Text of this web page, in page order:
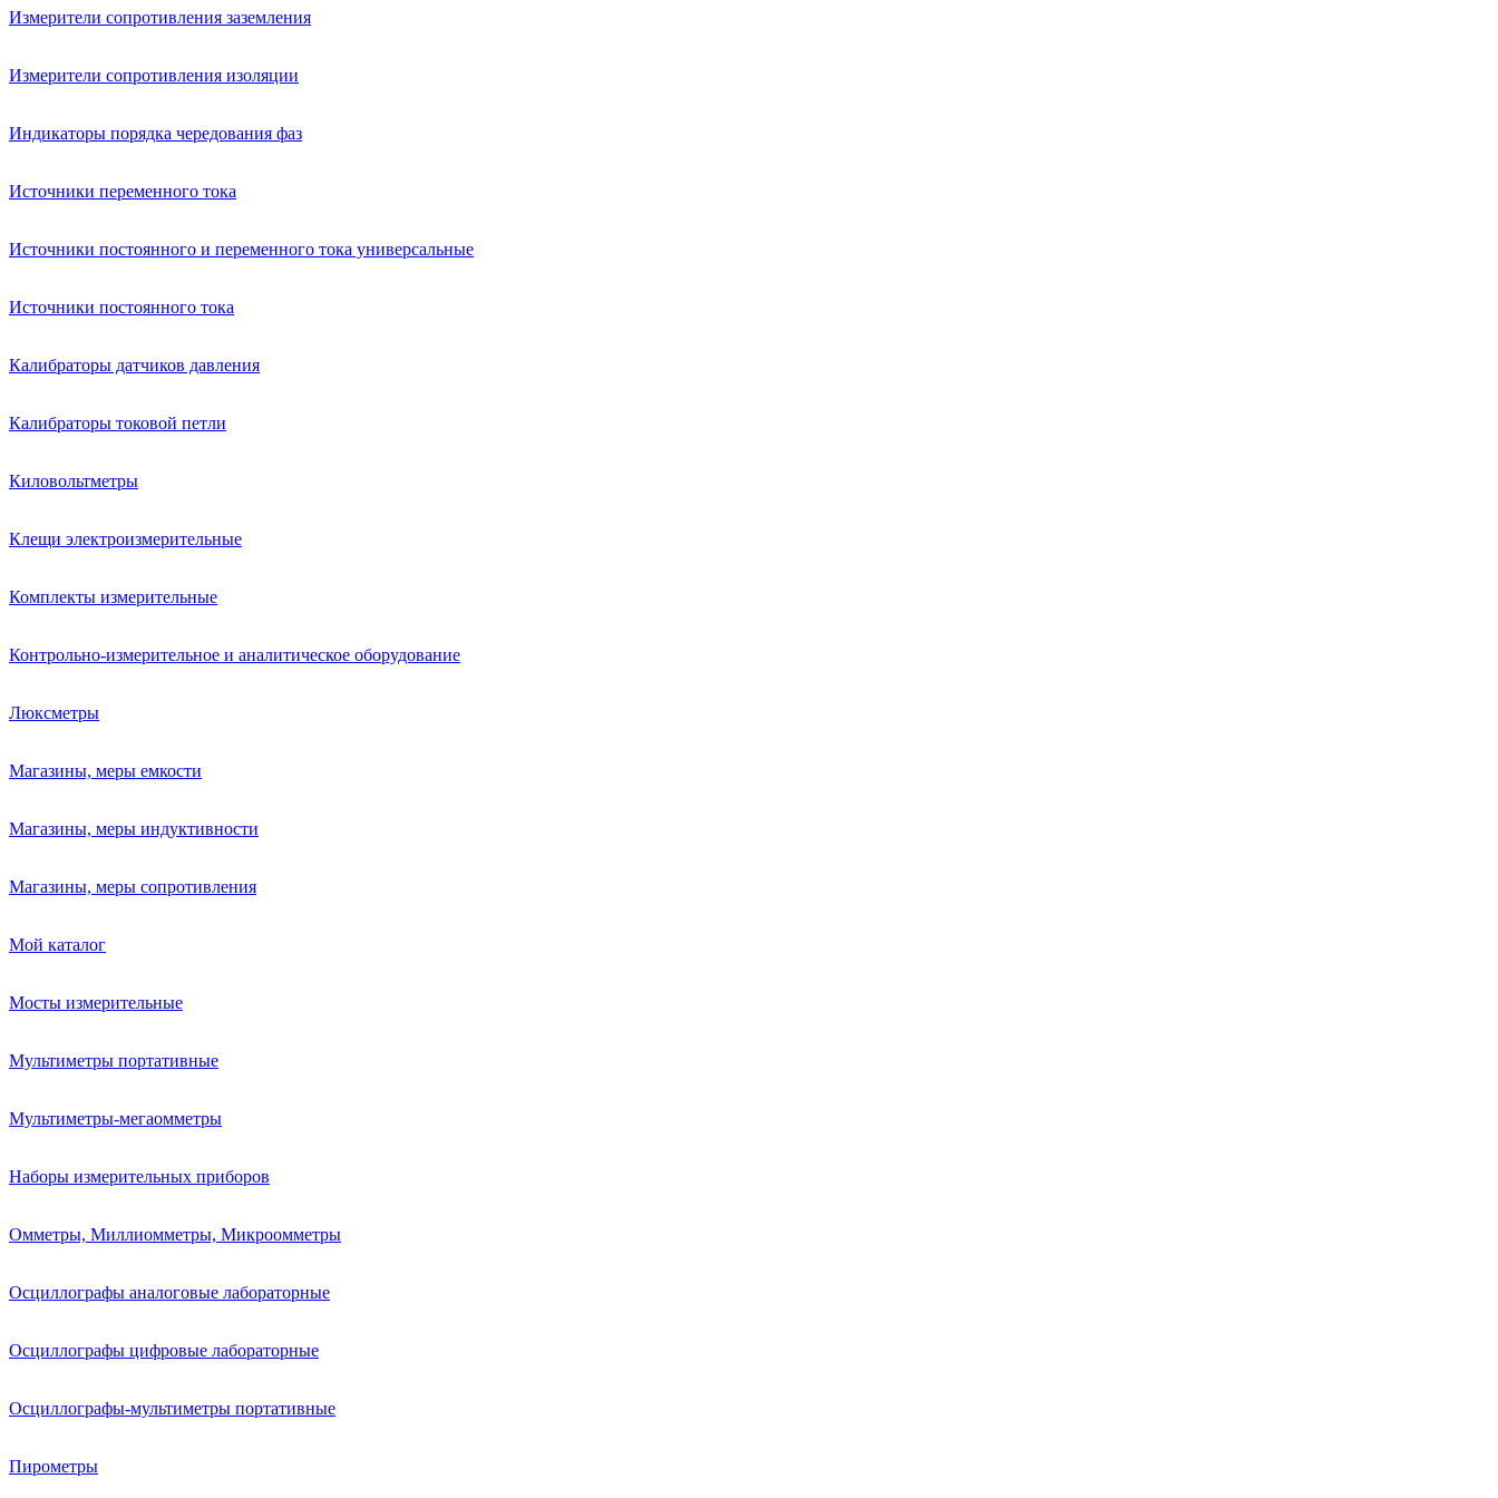
Измерители сопротивления заземления
Измерители сопротивления изоляции
Индикаторы порядка чередования фаз
Источники переменного тока
Источники постоянного и переменного тока универсальные
Источники постоянного тока
Калибраторы датчиков давления
Калибраторы токовой петли
Киловольтметры
Клещи электроизмерительные
Комплекты измерительные
Контрольно-измерительное и аналитическое оборудование
Люксметры
Магазины, меры емкости
Магазины, меры индуктивности
Магазины, меры сопротивления
Мой каталог
Мосты измерительные
Мультиметры портативные
Мультиметры-мегаомметры
Наборы измерительных приборов
Омметры, Миллиомметры, Микроомметры
Осциллографы аналоговые лабораторные
Осциллографы цифровые лабораторные
Осциллографы-мультиметры портативные
Пирометры